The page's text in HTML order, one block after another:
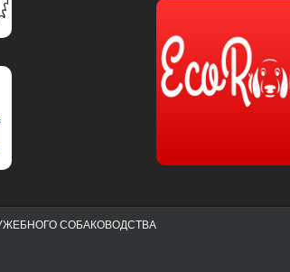
СОБАКОВОДСТВА